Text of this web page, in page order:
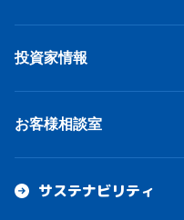
投資家情報
お客様相談室
サステナビリティ